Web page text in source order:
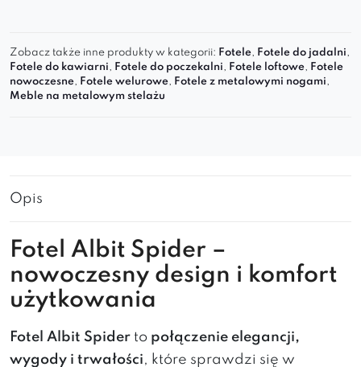
Zobacz także inne produkty w kategorii: Fotele, Fotele do jadalni,
Fotele do kawiarni, Fotele do poczekalni, Fotele loftowe, Fotele
nowoczesne, Fotele welurowe, Fotele z metalowymi nogami,
Meble na metalowym stelażu
Opis
Fotel Albit Spider –
nowoczesny design i komfort
użytkowania
Fotel Albit Spider to połączenie elegancji,
wygody i trwałości, które sprawdzi się w